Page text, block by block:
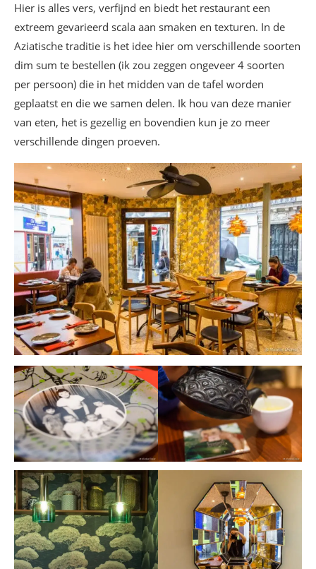
Hier is alles vers, verfijnd en biedt het restaurant een
extreem gevarieerd scala aan smaken en texturen. In de
Aziatische traditie is het idee hier om verschillende soorten
dim sum te bestellen (ik zou zeggen ongeveer 4 soorten
per persoon) die in het midden van de tafel worden
geplaatst en die we samen delen. Ik hou van deze manier
van eten, het is gezellig en bovendien kun je zo meer
verschillende dingen proeven.